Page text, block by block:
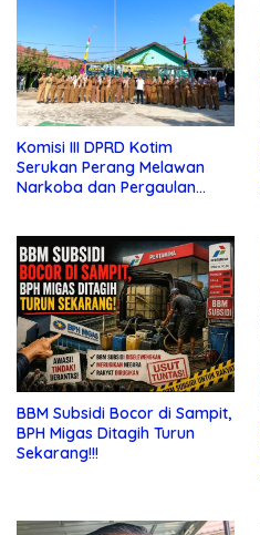
Komisi III DPRD Kotim
Serukan Perang Melawan
Narkoba dan Pergaulan
BBM Subsidi Bocor di Sampit,
BPH Migas Ditagih Turun
Sekarang!!!